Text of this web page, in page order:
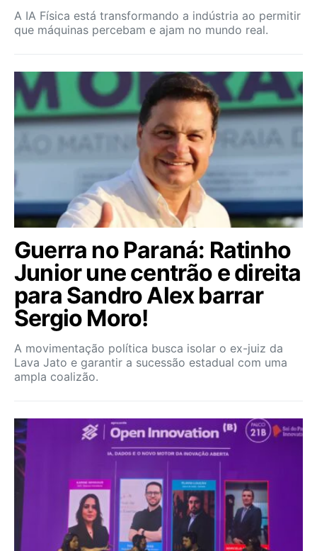
A IA Física está transformando a indústria ao permitir
que máquinas percebam e ajam no mundo real.
Guerra no Paraná: Ratinho
Junior une centrão e direita
para Sandro Alex barrar
Sergio Moro!
A movimentação política busca isolar o ex-juiz da
Lava Jato e garantir a sucessão estadual com uma
ampla coalizão.